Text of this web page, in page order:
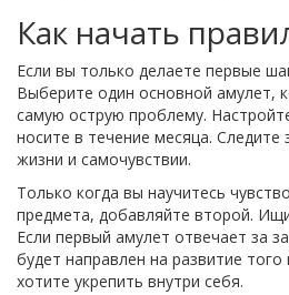
Как начать
Если вы только делаете первые
Выберите один основной амулет,
самую острую проблему.
носите в течение месяца. Следите
жизни и самочувствии.
Только когда вы научитесь
предмета, добавляйте второй.
Если первый амулет отвечает за
будет направлен на развитие
хотите укрепить внутри себя.